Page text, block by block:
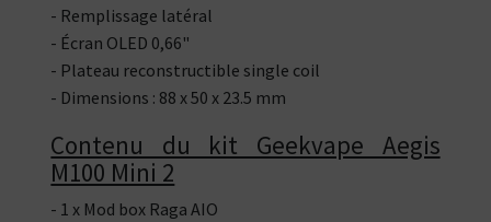
- Remplissage latéral
- Écran OLED 0,66"
- Plateau reconstructible single coil
- Dimensions : 88 x 50 x 23.5 mm
Contenu du kit Geekvape Aegis
M100 Mini 2
- 1 x Mod box Raga AIO